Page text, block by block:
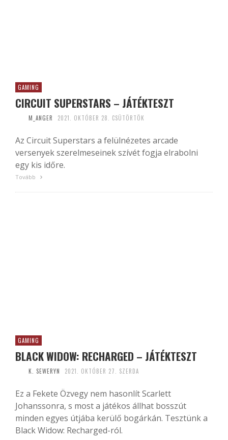
GAMING
CIRCUIT SUPERSTARS – JÁTÉKTESZT
M_ANGER 2021. OKTÓBER 28. CSÜTÖRTÖK
Az Circuit Superstars a felülnézetes arcade
versenyek szerelmeseinek szívét fogja elrabolni
egy kis időre.
Tovább
GAMING
BLACK WIDOW: RECHARGED – JÁTÉKTESZT
K. SEWERYN 2021. OKTÓBER 27. SZERDA
Ez a Fekete Özvegy nem hasonlít Scarlett
Johanssonra, s most a játékos állhat bosszút
minden egyes útjába kerülő bogárkán. Tesztünk a
Black Widow: Recharged-ról.